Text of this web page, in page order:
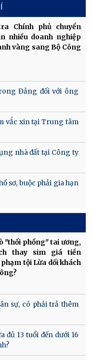
Chính phủ chuyển
nhiều doanh nghiệp
vàng sang Bộ Công
Đảng đối với ông
vắc xin tại Trung tâm
nhà đất tại Công ty
sơ, buộc phải gia hạn
"thổi phồng" tai ương,
thay sim giá tiền
tội Lừa dối khách
sự, có phải trả thêm
đủ 13 tuổi đến dưới 16